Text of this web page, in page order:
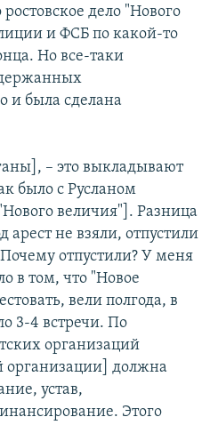
дело "Нового
и ФСБ по какой-то
Но все-таки
и была сделана
– это выкладывают
было с Русланом
величия"]. Разница
арест не взяли, отпустили
отпустили? У меня
в том, что "Новое
вели полгода, в
3-4 встречи. По
организаций
организации] должна
устав,
Этого